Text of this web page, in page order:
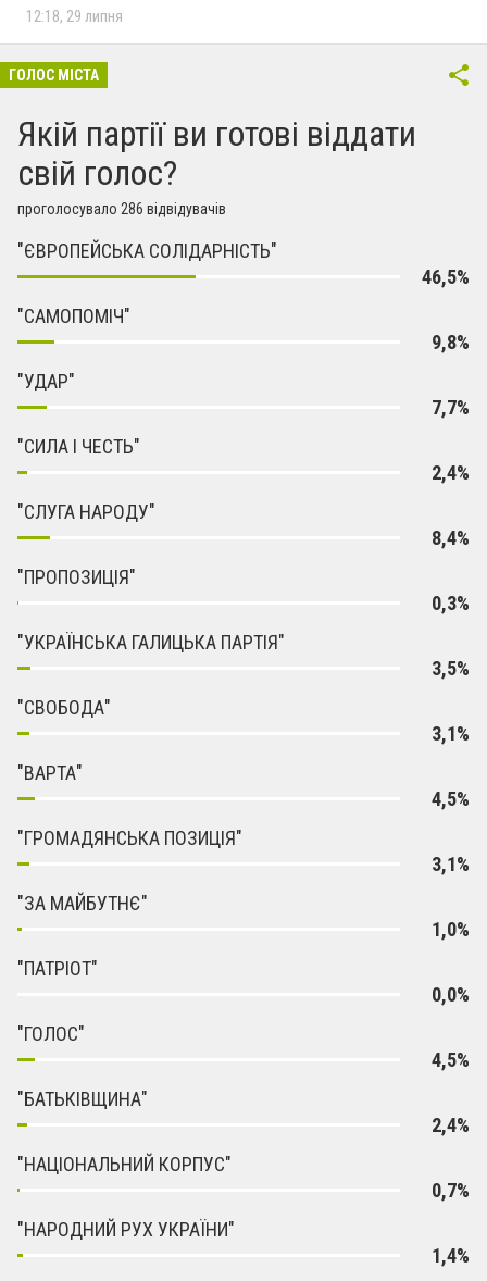
12:18, 29 липня
ГОЛОС МІСТА
Якій партії ви готові віддати
свій голос?
проголосувало 286 відвідувачів
"ЄВРОПЕЙСЬКА СОЛІДАРНІСТЬ"
46,5%
"САМОПОМІЧ"
9,8%
"УДАР"
7,7%
"СИЛА І ЧЕСТЬ"
2,4%
"СЛУГА НАРОДУ"
8,4%
"ПРОПОЗИЦІЯ"
0,3%
"УКРАЇНСЬКА ГАЛИЦЬКА ПАРТІЯ"
3,5%
"СВОБОДА"
3,1%
"ВАРТА"
4,5%
"ГРОМАДЯНСЬКА ПОЗИЦІЯ"
3,1%
"ЗА МАЙБУТНЄ"
1,0%
"ПАТРІОТ"
0,0%
"ГОЛОС"
4,5%
"БАТЬКІВЩИНА"
2,4%
"НАЦІОНАЛЬНИЙ КОРПУС"
0,7%
"НАРОДНИЙ РУХ УКРАЇНИ"
1,4%